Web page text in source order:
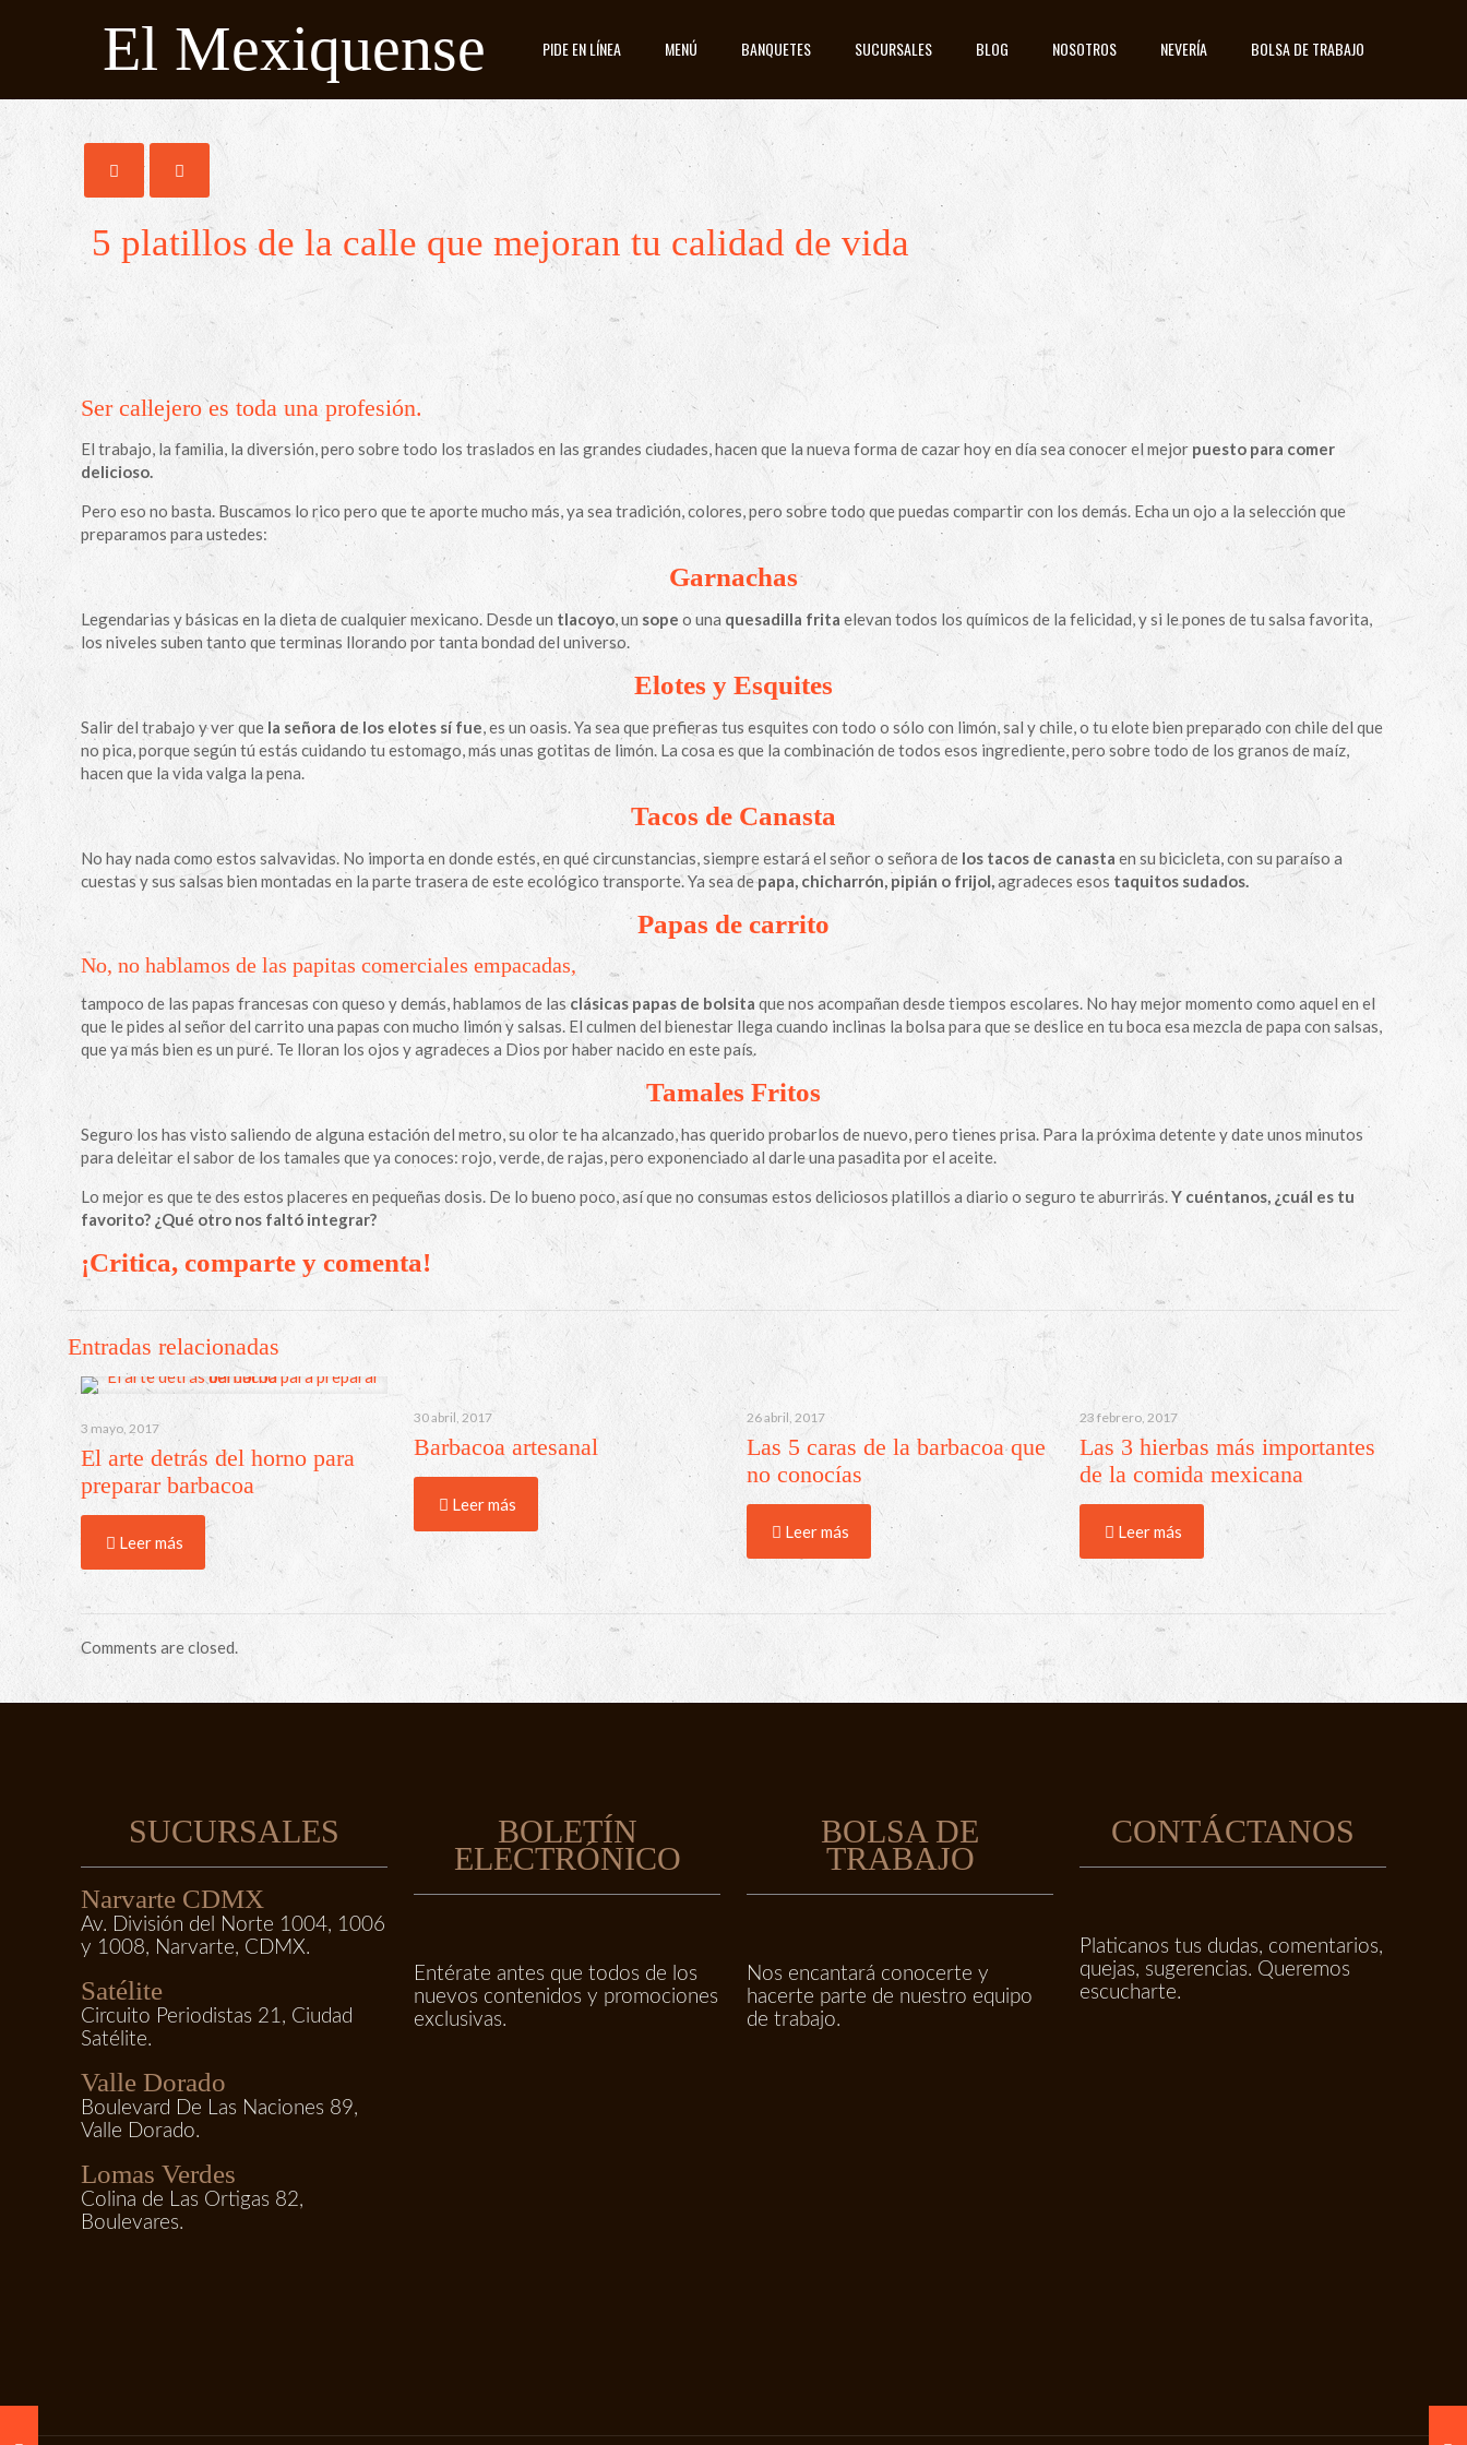
El Mexiquense PIDE EN LÍNEA MENÚ BANQUETES SUCURSALES BLOG NOSOTROS NEVERÍA BOLSA DE TRABAJO
5 platillos de la calle que mejoran tu calidad de vida
Ser callejero es toda una profesión.
El trabajo, la familia, la diversión, pero sobre todo los traslados en las grandes ciudades, hacen que la nueva forma de cazar hoy en día sea conocer el mejor puesto para comer
delicioso.
Pero eso no basta. Buscamos lo rico pero que te aporte mucho más, ya sea tradición, colores, pero sobre todo que puedas compartir con los demás. Echa un ojo a la selección que
preparamos para ustedes:
Garnachas
Legendarias y básicas en la dieta de cualquier mexicano. Desde un tlacoyo, un sope o una quesadilla frita elevan todos los químicos de la felicidad, y si le pones de tu salsa favorita,
los niveles suben tanto que terminas llorando por tanta bondad del universo.
Elotes y Esquites
Salir del trabajo y ver que la señora de los elotes sí fue, es un oasis. Ya sea que prefieras tus esquites con todo o sólo con limón, sal y chile, o tu elote bien preparado con chile del que
no pica, porque según tú estás cuidando tu estomago, más unas gotitas de limón. La cosa es que la combinación de todos esos ingrediente, pero sobre todo de los granos de maíz,
hacen que la vida valga la pena.
Tacos de Canasta
No hay nada como estos salvavidas. No importa en donde estés, en qué circunstancias, siempre estará el señor o señora de los tacos de canasta en su bicicleta, con su paraíso a
cuestas y sus salsas bien montadas en la parte trasera de este ecológico transporte. Ya sea depapa, chicharrón, pipián o frijol,agradeces esos taquitos sudados.
Papas de carrito
No, no hablamos de las papitas comerciales empacadas,
tampoco de las papas francesas con queso y demás, hablamos de lasclásicas papas de bolsita que nos acompañan desde tiempos escolares. No hay mejor momento como aquel en el
que le pides al señor del carrito una papas con mucho limón y salsas. El culmen del bienestar llega cuando inclinas la bolsa para que se deslice en tu boca esa mezcla de papa con salsas,
que ya más bien es un puré. Te lloran los ojos y agradeces a Dios por haber nacido en este país.
Tamales Fritos
Seguro los has visto saliendo de alguna estación del metro, su olor te ha alcanzado, has querido probarlos de nuevo, pero tienes prisa. Para la próxima detente y date unos minutos
para deleitar el sabor de los tamales que ya conoces: rojo, verde, de rajas, pero exponenciado al darle una pasadita por el aceite.
Lo mejor es que te des estos placeres en pequeñas dosis. De lo bueno poco, así que no consumas estos deliciosos platillos a diario o seguro te aburrirás.Y cuéntanos, ¿cuál es tu
favorito? ¿Qué otro nos faltó integrar?
¡Critica, comparte y comenta!
Entradas relacionadas
3 mayo, 2017
El arte detrás del horno para
preparar barbacoa
Leer más
30 abril, 2017
Barbacoa artesanal
Leer más
26 abril, 2017
Las 5 caras de la barbacoa que
no conocías
Leer más
23 febrero, 2017
Las 3 hierbas más importantes
de la comida mexicana
Leer más
Comments are closed.
SUCURSALES
Narvarte CDMX
Av. División del Norte 1004, 1006
y 1008, Narvarte, CDMX.
Satélite
Circuito Periodistas 21, Ciudad
Satélite.
Valle Dorado
Boulevard De Las Naciones 89,
Valle Dorado.
Lomas Verdes
Colina de Las Ortigas 82,
Boulevares.
BOLETÍN
ELECTRÓNICO
Entérate antes que todos de los
nuevos contenidos y promociones
exclusivas.
BOLSA DE
TRABAJO
Nos encantará conocerte y
hacerte parte de nuestro equipo
de trabajo.
CONTÁCTANOS
Platicanos tus dudas, comentarios,
quejas, sugerencias. Queremos
escucharte.